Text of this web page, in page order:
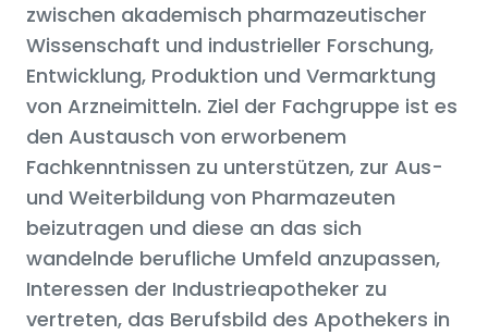
zwischen akademisch pharmazeutischer
Wissenschaft und industrieller Forschung,
Entwicklung, Produktion und Vermarktung
von Arzneimitteln. Ziel der Fachgruppe ist es
den Austausch von erworbenem
Fachkenntnissen zu unterstützen, zur Aus-
und Weiterbildung von Pharmazeuten
beizutragen und diese an das sich
wandelnde berufliche Umfeld anzupassen,
Interessen der Industrieapotheker zu
vertreten, das Berufsbild des Apothekers in